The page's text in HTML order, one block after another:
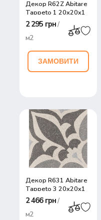
Декор R62Z Abitare
Tappeto 1 20x20x1
2 295 грн/
м2
ЗАМОВИТИ
Декор R631 Abitare
Tappeto 3 20x20x1
2 466 грн/
м2